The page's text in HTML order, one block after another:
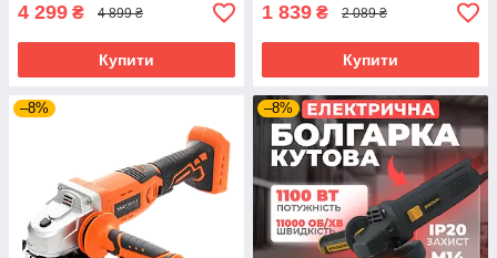
4 299 ₴ 4 899 ₴
Купити
1 839 ₴ 2 089 ₴
Купити
–8% –8%